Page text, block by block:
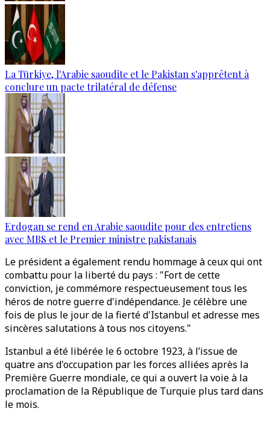
La Türkiye, l'Arabie saoudite et le Pakistan s'apprêtent à
conclure un pacte trilatéral de défense
Erdogan se rend en Arabie saoudite pour des entretiens
avec MBS et le Premier ministre pakistanais
Le président a également rendu hommage à ceux qui ont
combattu pour la liberté du pays : "Fort de cette
conviction, je commémore respectueusement tous les
héros de notre guerre d'indépendance. Je célèbre une
fois de plus le jour de la fierté d'Istanbul et adresse mes
sincères salutations à tous nos citoyens."
Istanbul a été libérée le 6 octobre 1923, à l’issue de
quatre ans d'occupation par les forces alliées après la
Première Guerre mondiale, ce qui a ouvert la voie à la
proclamation de la République de Turquie plus tard dans
le mois.